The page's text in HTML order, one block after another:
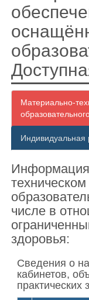
Материально-
числе в
здоровья:
Сведения о
кабинетов,
практических